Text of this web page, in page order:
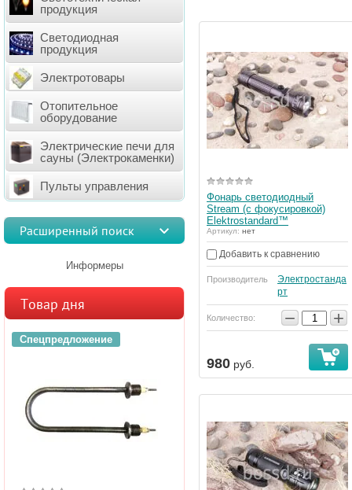
продукция
Светодиодная
продукция
Электротовары
Отопительное
оборудование
Электрические печи для
сауны (Электрокаменки)
Пульты управления
Расширенный поиск
Информеры
Товар дня
Спецпредложение
Фонарь светодиодный
Stream (с фокусировкой)
Elektrostandard™
Артикул: нет
Добавить к сравнению
Производитель
Электростанда
рт
Количество: − +
980 руб.